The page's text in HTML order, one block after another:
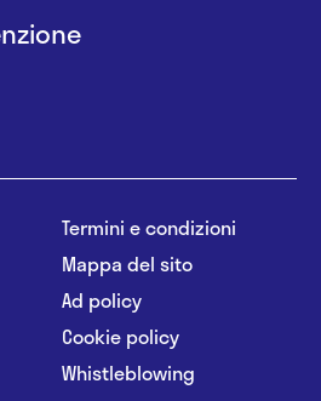
Termini e condizioni
Mappa del sito
Ad policy
Cookie policy
Whistleblowing